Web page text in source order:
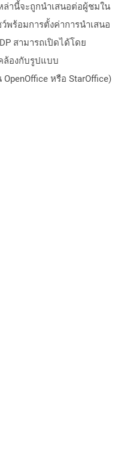
ล่านี้จะถูกนำเสนอต่อผู้ชมใน
พร้อมการตั้งค่าการนำเสนอ
สามารถเปิดได้โดย
ล้องกับรูปแบบ
OpenOffice หรือ StarOffice)